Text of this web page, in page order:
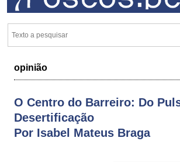
opinião
O Centro do Barreiro: Do
Desertificação
Por Isabel Mateus Braga